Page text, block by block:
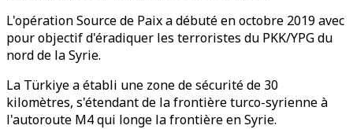
L'opération Source de Paix a débuté en octobre 2019 avec
pour objectif d'éradiquer les terroristes du PKK/YPG du
nord de la Syrie.
La Türkiye a établi une zone de sécurité de 30
kilomètres, s'étendant de la frontière turco-syrienne à
l'autoroute M4 qui longe la frontière en Syrie.